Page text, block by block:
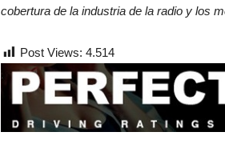
cobertura de la industria de la radio y los
Post Views: 4.514